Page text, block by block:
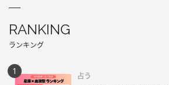
RANKING
ランキング
占う